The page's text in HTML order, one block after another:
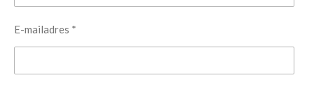
E-mailadres *